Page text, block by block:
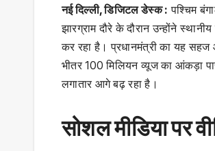
नई दिल्ली, डिजिटल डेस्क : पश्चिम
झारग्राम दौरे के दौरान उन्होंने
कर रहा है। प्रधानमंत्री का यह
भीतर 100 मिलियन व्यूज का आंकड़ा
लगातार आगे बढ़ रहा है।
सोशल मीडिया पर